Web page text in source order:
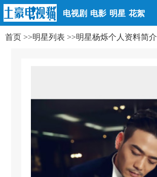
电视剧 电影 明星 花絮
首页 >>明星列表 >>明星杨烁个人资料简介